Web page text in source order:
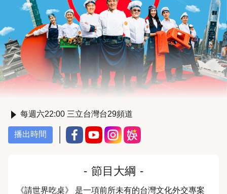
每週六22:00 三立台灣台29頻道
播出時間
- 節目大綱 -
《請世界吃桌》 是一項前所未有的台灣文化外交專案